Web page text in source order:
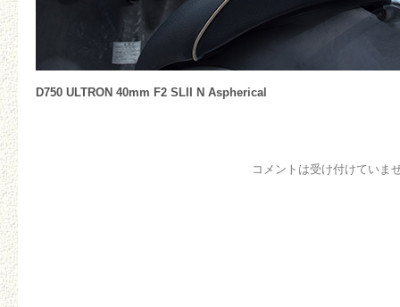
D750 ULTRON 40mm F2 SLII N Aspherical
コメントは受け付けていま